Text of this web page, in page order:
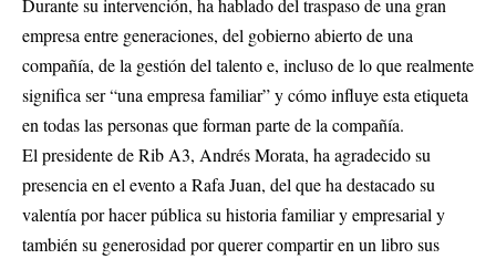
Durante su intervención, ha hablado del traspaso de una gran
empresa entre generaciones, del gobierno abierto de una
compañía, de la gestión del talento e, incluso de lo que realmente
significa ser “una empresa familiar” y cómo influye esta etiqueta
en todas las personas que forman parte de la compañía.
El presidente de Rib A3, Andrés Morata, ha agradecido su
presencia en el evento a Rafa Juan, del que ha destacado su
valentía por hacer pública su historia familiar y empresarial y
también su generosidad por querer compartir en un libro sus